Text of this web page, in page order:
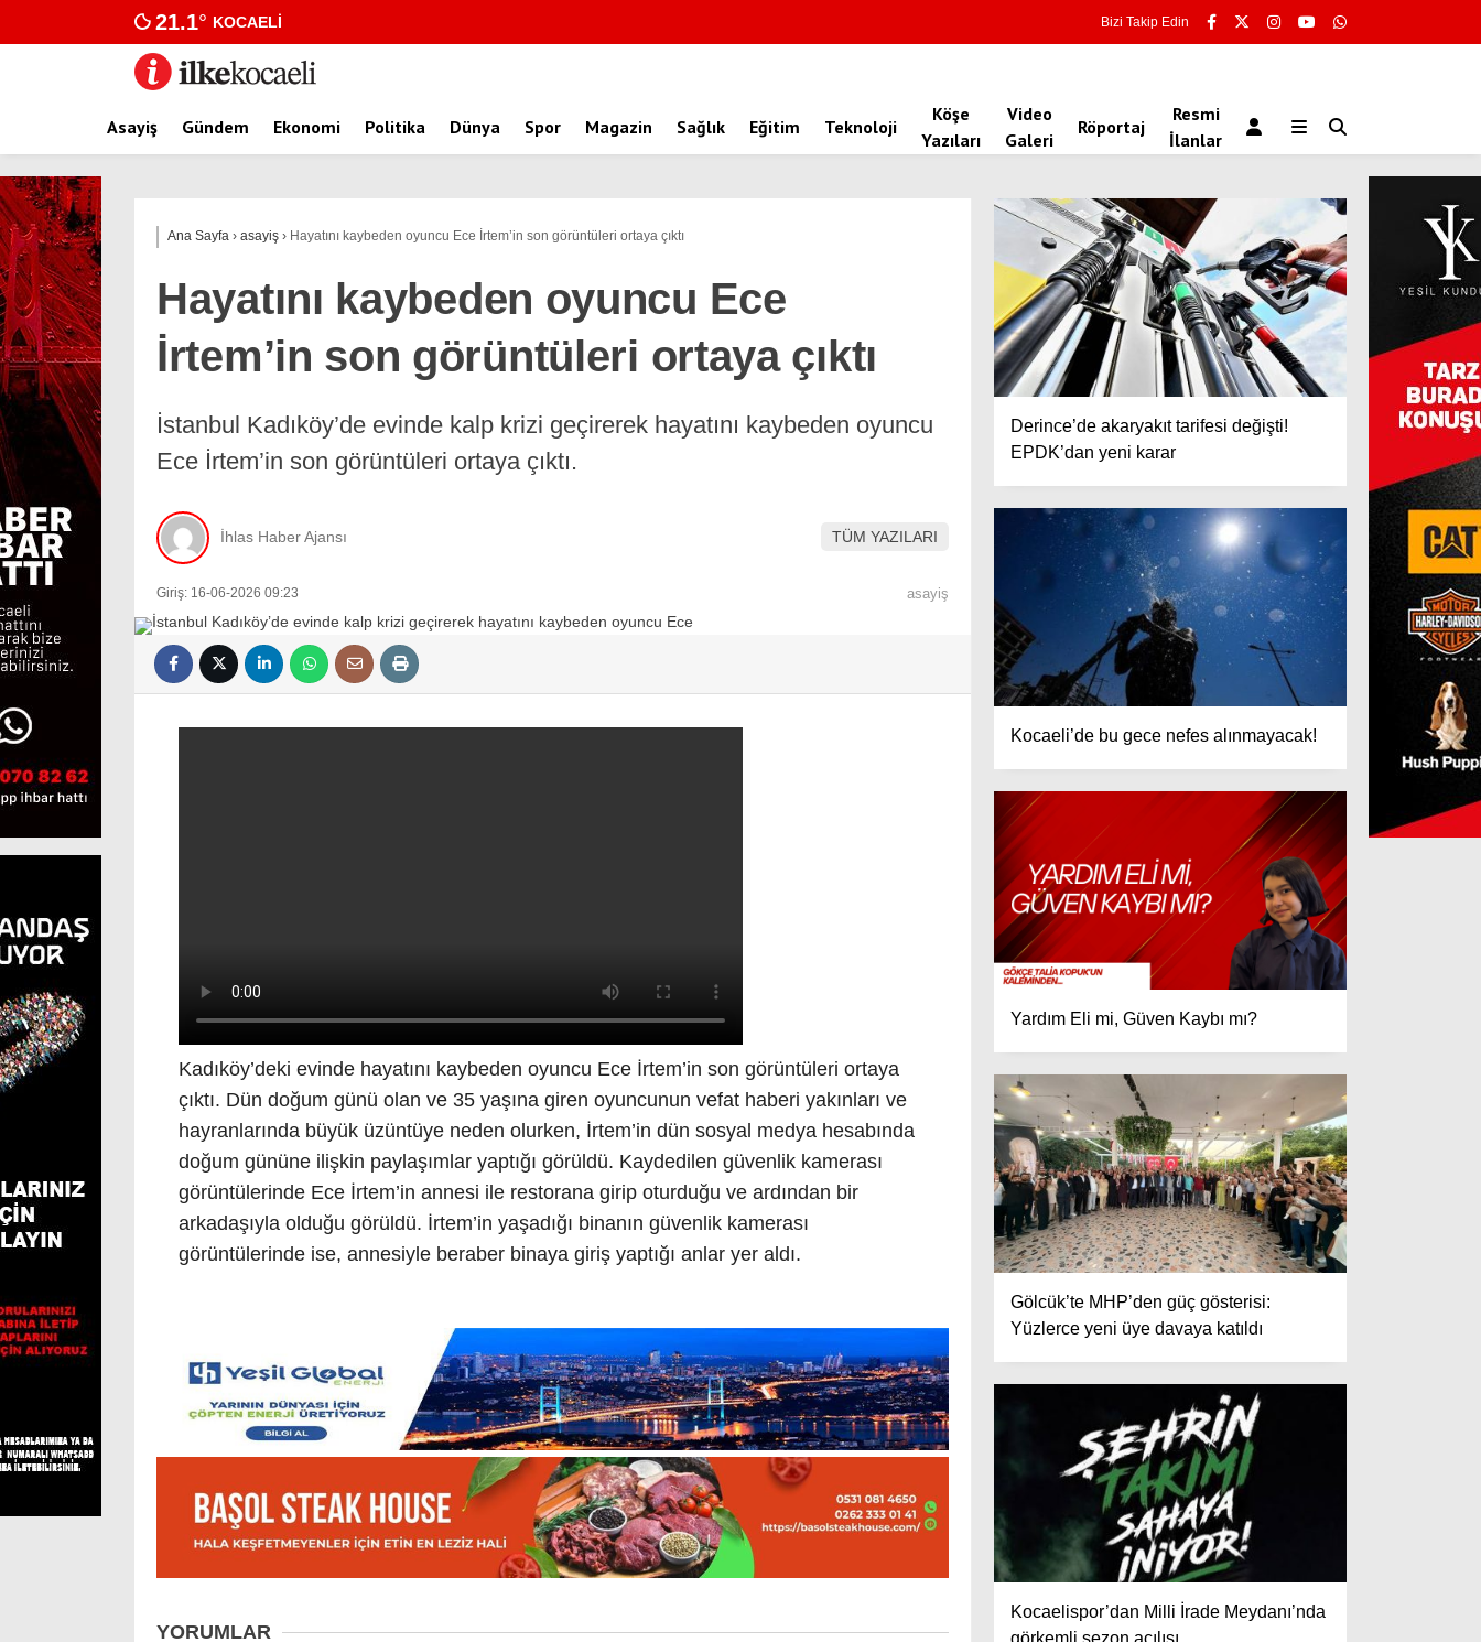
21.1° KOCAELI Bizi Takip Edin
Asayiş Gündem Ekonomi Politika Dünya Spor Magazin Sağlık Eğitim Teknoloji
Köşe
Yazıları
Video
Galeri
Röportaj
Resmi
İlanlar
Ana Sayfa › asayiş › Hayatını kaybeden oyuncu Ece İrtem’in son görüntüleri ortaya çıktı
Hayatını kaybeden oyuncu Ece
İrtem’in son görüntüleri ortaya çıktı
İstanbul Kadıköy’de evinde kalp krizi geçirerek hayatını kaybeden oyuncu
Ece İrtem’in son görüntüleri ortaya çıktı.
İhlas Haber Ajansı TÜM YAZILARI
Giriş: 16-06-2026 09:23 asayiş
Kadıköy’deki evinde hayatını kaybeden oyuncu Ece İrtem’in son görüntüleri ortaya
çıktı. Dün doğum günü olan ve 35 yaşına giren oyuncunun vefat haberi yakınları ve
hayranlarında büyük üzüntüye neden olurken, İrtem’in dün sosyal medya hesabında
doğum gününe ilişkin paylaşımlar yaptığı görüldü. Kaydedilen güvenlik kamerası
görüntülerinde Ece İrtem’in annesi ile restorana girip oturduğu ve ardından bir
arkadaşıyla olduğu görüldü. İrtem’in yaşadığı binanın güvenlik kamerası
görüntülerinde ise, annesiyle beraber binaya giriş yaptığı anlar yer aldı.
YORUMLAR
Derince’de akaryakıt tarifesi değişti!
EPDK’dan yeni karar
Kocaeli’de bu gece nefes alınmayacak!
Yardım Eli mi, Güven Kaybı mı?
Gölcük’te MHP’den güç gösterisi:
Yüzlerce yeni üye davaya katıldı
Kocaelispor’dan Milli İrade Meydanı’nda
görkemli sezon açılışı